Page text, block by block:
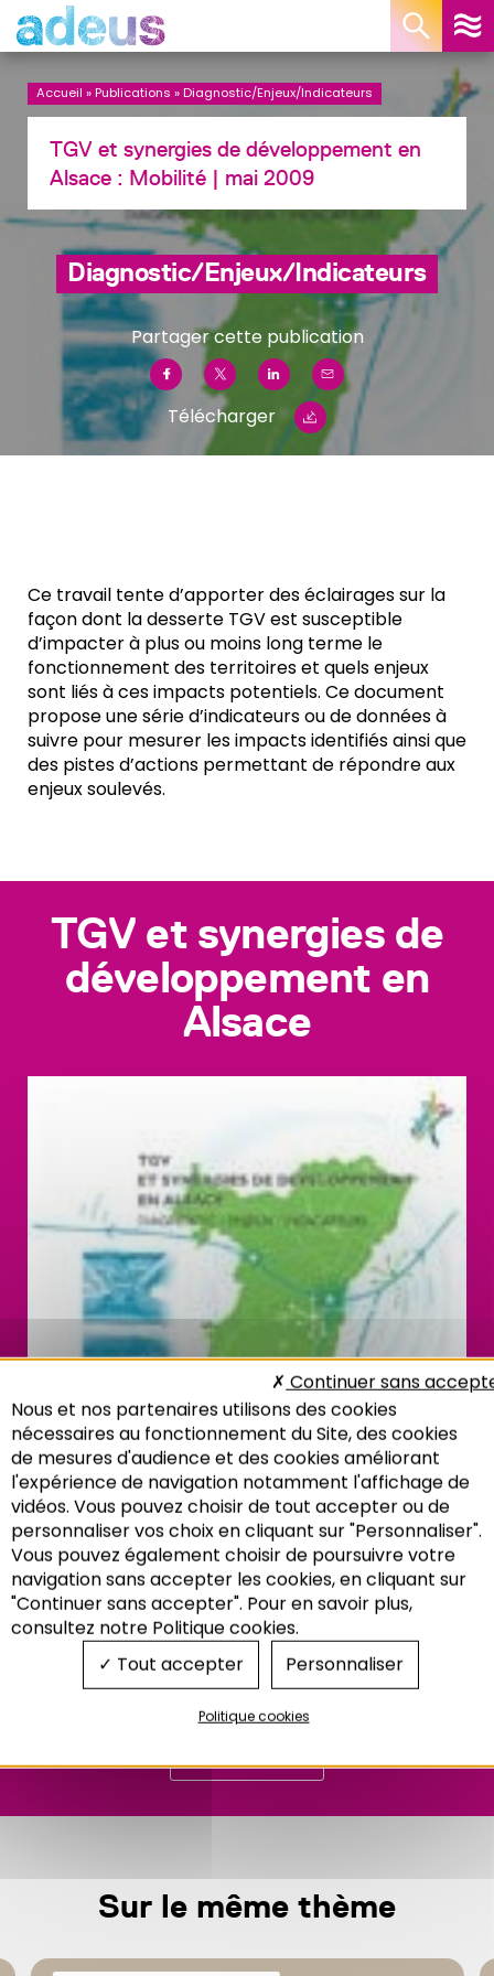
Recherche
Accueil »Publications »Diagnostic/Enjeux/Indicateurs
TGV et synergies de développement en
Alsace : Mobilité | mai 2009
Diagnostic/Enjeux/Indicateurs
Partager cette publication
Télécharger
Ce travail tente d’apporter des éclairages sur la
façon dont la desserte TGV est susceptible
d’impacter à plus ou moins long terme le
fonctionnement des territoires et quels enjeux
sont liés à ces impacts potentiels. Ce document
propose une série d’indicateurs ou de données à
suivre pour mesurer les impacts identifiés ainsi que
des pistes d’actions permettant de répondre aux
enjeux soulevés.
TGV et synergies de
développement en
Alsace
Sur le même thème
Panneau de gestion des cookies
Nous et nos partenaires utilisons des cookies
nécessaires au fonctionnement du Site, des cookies
de mesures d'audience et des cookies améliorant
l'expérience de navigation notamment l'affichage de
vidéos. Vous pouvez choisir de tout accepter ou de
personnaliser vos choix en cliquant sur "Personnaliser".
Vous pouvez également choisir de poursuivre votre
navigation sans accepter les cookies, en cliquant sur
"Continuer sans accepter". Pour en savoir plus,
consultez notre Politique cookies.
Tout accepter
Continuer sans
Personnaliser
Politique cookies